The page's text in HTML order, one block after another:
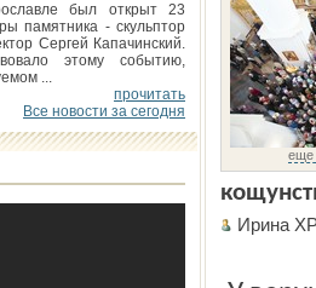
был открыт 23
памятника - скульптор
Сергей Капачинский.
этому событию,
...
прочитать
Все новости за сегодня
еще
Ирина